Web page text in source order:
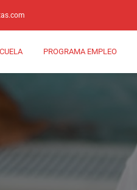
PROGRAMA EMPLEO